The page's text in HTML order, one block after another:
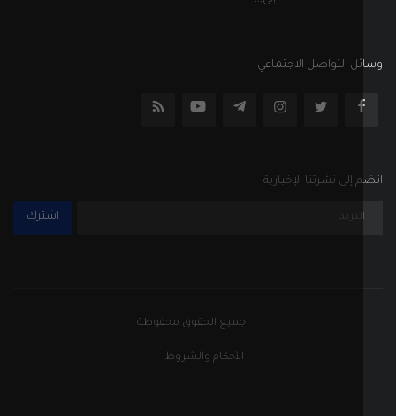
التواصل الاجتماعي
إلى نشرتنا الإخبارية
جميع الحقوق محفوظة
الأحكام والشروط